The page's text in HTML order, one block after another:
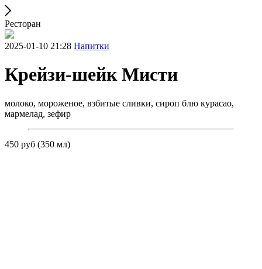
Ресторан
2025-01-10 21:28 Напитки
Крейзи-шейк Мисти
молоко, мороженое, взбитые сливки, сироп блю курасао,
мармелад, зефир
450 руб (350 мл)